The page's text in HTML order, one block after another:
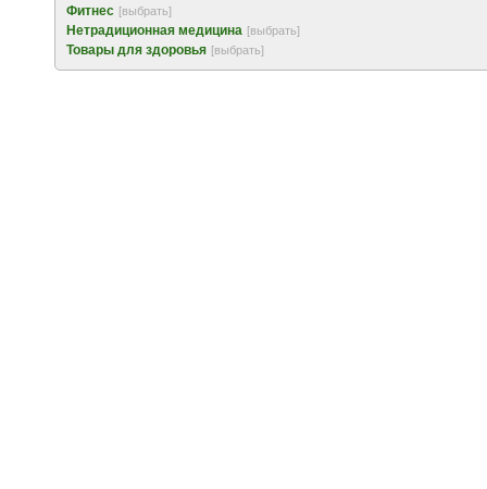
Фитнес [выбрать]
Нетрадиционная медицина [выбрать]
Товары для здоровья [выбрать]